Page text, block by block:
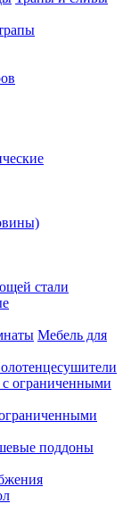
стали
Мебель для
поддоны